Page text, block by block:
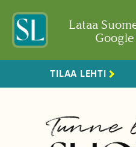
Lataa
TILAA LEHTI